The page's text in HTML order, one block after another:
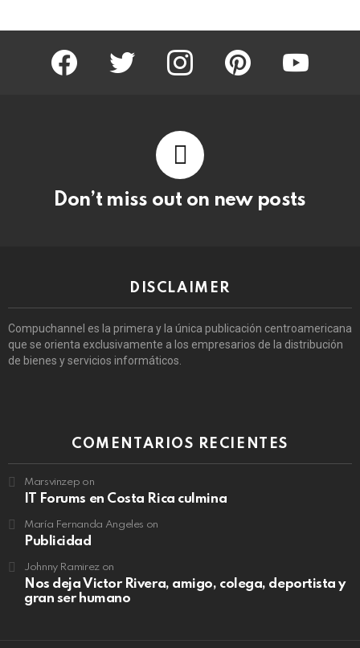
facebook twitter instagram pinterest youtube
Don’t miss out on new posts
DISCLAIMER
Compuchannel es la primera y la única publicación centroamericana
que se orienta exclusivamente a los empresarios de la distribución
de bienes y servicios informáticos.
COMENTARIOS RECIENTES
Marsvinzep on
IT Forums en Costa Rica culmina
María Fernanda Angeles on
Publicidad
Johnny Ramirezon
Nos deja Victor Rivera, amigo, colega, deportista y
gran ser humano